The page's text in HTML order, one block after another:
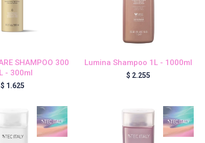
SHAMPOO 300
- 300ml
$ 1.625
Lumina Shampoo 1L - 1000ml
$ 2.255